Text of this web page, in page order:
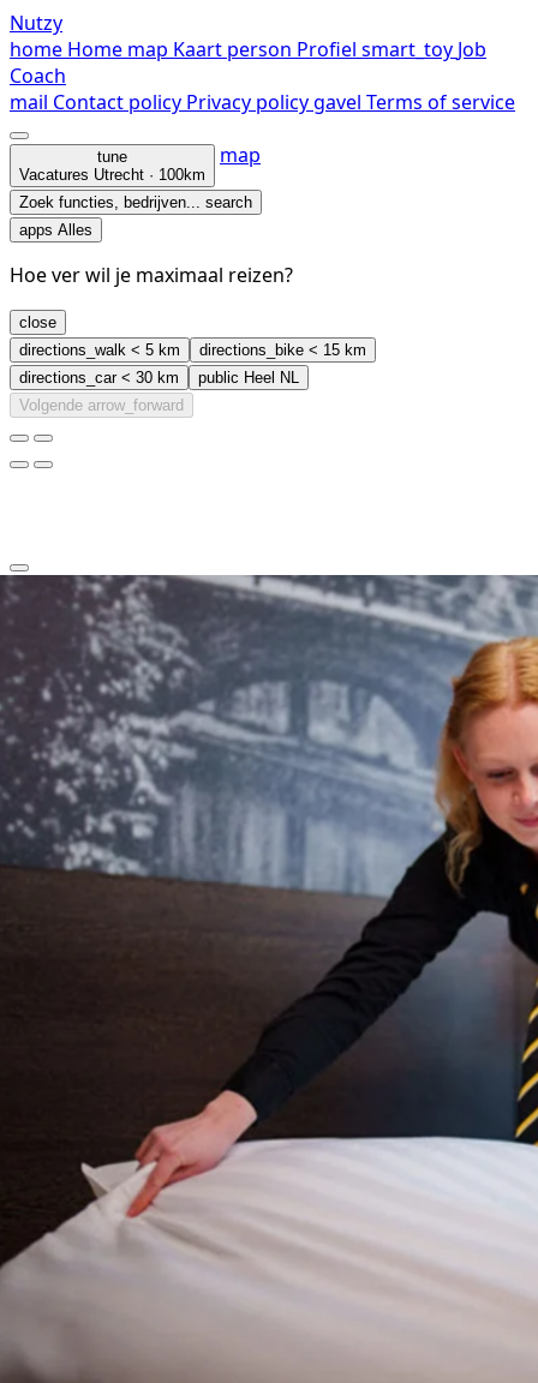
Nutzy
home Home map Kaart person Profiel smart_toy Job
Coach
mail Contact policy Privacy policygavel Terms of service
tune
Vacatures Utrecht · 100km
map
Zoek functies, bedrijven... search
apps Alles
Hoe ver wil je maximaal reizen?
close
directions_walk < 5 km directions_bike < 15 km
directions_car< 30 km public Heel NL
Volgende arrow_forward
arrow_back_ios_new
share